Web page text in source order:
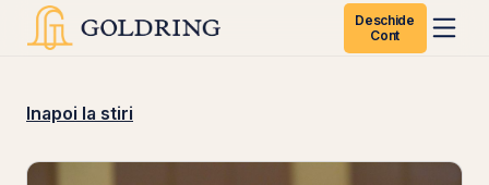
Deschide
Cont
Inapoi la stiri